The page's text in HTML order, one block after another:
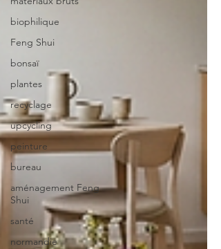
biophilique
Feng Shui
bonsaï
plantes
recyclage
upcycling
peinture
bureau
aménagement Feng
Shui
santé
normandie